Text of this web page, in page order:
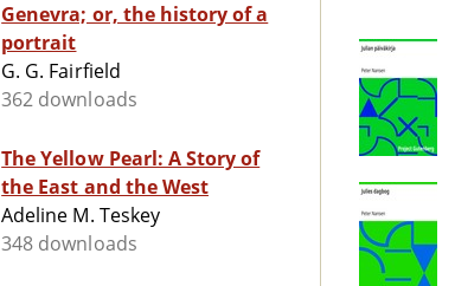
Genevra; or, the history of a
portrait
G. G. Fairfield
362 downloads
The Yellow Pearl: A Story of
the East and the West
Adeline M. Teskey
348 downloads